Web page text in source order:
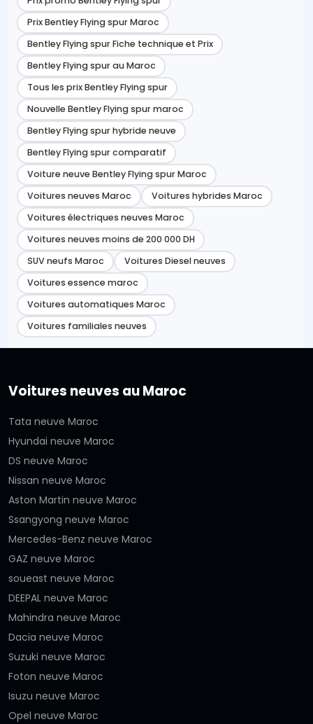
Prix Bentley Flying spur Maroc
Bentley Flying spur Fiche technique et Prix
Bentley Flying spur au Maroc
Tous les prix Bentley Flying spur
Nouvelle Bentley Flying spur maroc
Bentley Flying spur hybride neuve
Bentley Flying spur comparatif
Voiture neuve Bentley Flying spur Maroc
Voitures neuves Maroc
Voitures hybrides Maroc
Voitures électriques neuves Maroc
Voitures neuves moins de 200 000 DH
SUV neufs Maroc
Voitures Diesel neuves
Voitures essence maroc
Voitures automatiques Maroc
Voitures familiales neuves
Voitures neuves au Maroc
Tata neuve Maroc
Hyundai neuve Maroc
DS neuve Maroc
Nissan neuve Maroc
Aston Martin neuve Maroc
Ssangyong neuve Maroc
Mercedes-Benz neuve Maroc
GAZ neuve Maroc
soueast neuve Maroc
DEEPAL neuve Maroc
Mahindra neuve Maroc
Dacia neuve Maroc
Suzuki neuve Maroc
Foton neuve Maroc
Isuzu neuve Maroc
Opel neuve Maroc